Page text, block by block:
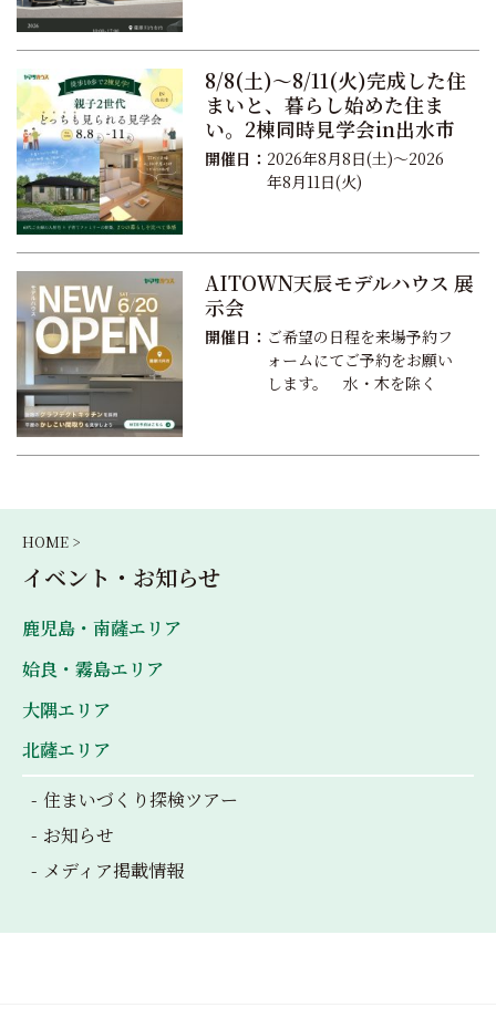
8/8(土)～8/11(火)完成した住
まいと、暮らし始めた住ま
い。2棟同時見学会in出水市
開催日： 2026年8月8日(土)～2026
年8月11日(火)
AITOWN天辰モデルハウス 展
示会
開催日： ご希望の日程を来場予約フ
ォームにてご予約をお願い
します。 水・木を除く
HOME >
イベント・お知らせ
鹿児島・南薩エリア
姶良・霧島エリア
大隅エリア
北薩エリア
住まいづくり探検ツアー
お知らせ
メディア掲載情報